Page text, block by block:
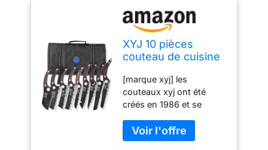
XYJ 10 pièces
couteau de cuisine
chef forgé en acier
au carbone,
légumes, gravure,
nakiri, soupe
complète, couteau
de vaisselle avec
[marque xyj] les
couteaux xyj ont été
créés en 1986 et se
haute qualité, une
netteté élevée, un design